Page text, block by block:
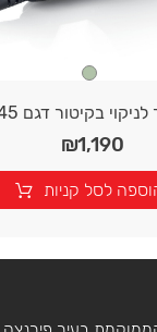
בקיטור דגם 4145
₪1,190
לסל קניות